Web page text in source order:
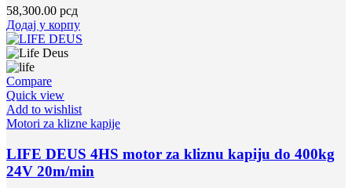
58,300.00 рсд
Додај у корпу
Compare
Quick view
Add to wishlist
Motori za klizne kapije
LIFE DEUS 4HS motor za kliznu kapiju do 400kg
24V 20m/min